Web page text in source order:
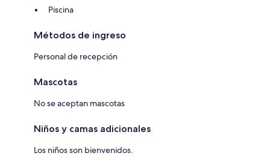
Piscina
Métodos de ingreso
Personal de recepción
Mascotas
No se aceptan mascotas
Niños y camas adicionales
Los niños son bienvenidos.